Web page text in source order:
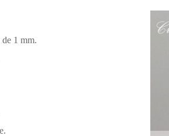
de 1 mm.